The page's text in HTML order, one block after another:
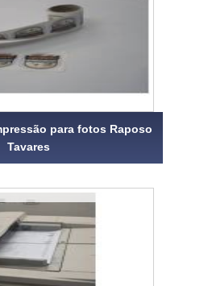
para fotos Raposo
Tavares